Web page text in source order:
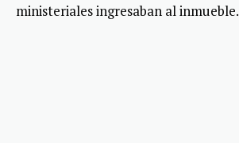
ministeriales ingresaban al inmueble.